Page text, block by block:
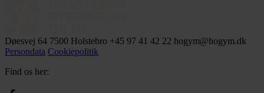
Døesvej 64 7500 Holstebro +45 97 41 42 22 hogym@hogym.dk
Persondata Cookiepolitik
Find os her: